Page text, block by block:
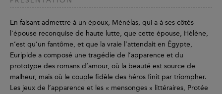
En faisant admettre à un époux, Ménélas, qui a à ses côtés
l'épouse reconquise de haute lutte, que cette épouse, Hélène,
n’est qu’un fantôme, et que la vraie l’attendait en Égypte,
Euripide a composé une tragédie de l’apparence et du
prototype des romans d’amour, où la beauté est source de
malheur, mais où le couple fidèle des héros finit par triompher.
Les jeux de l’apparence et les « mensonges » littéraires, Protée